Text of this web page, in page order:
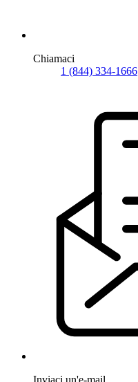
Chiamaci
1 (844) 334-1666
Inviaci un'e-mail